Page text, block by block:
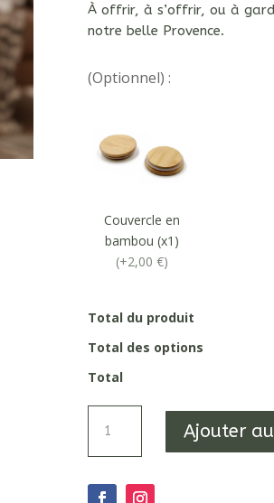
À offrir, à s’offrir, ou à
notre belle Provence.
(Optionnel) :
Couvercle en
bambou (x1)
(+2,00 €)
Total du produit
Total des options
Total
Bougie
oranges
Ajouter